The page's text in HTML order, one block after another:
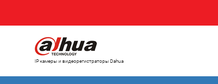
IP камеры и видеорегистраторы Dahua